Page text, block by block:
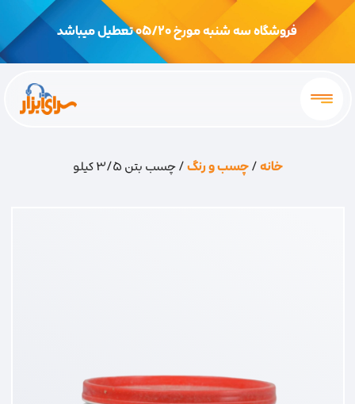
فروشگاه سه شنبه مورخ 05/20 تعطیل میباشد
خانه/چسب و رنگ/ چسب بتن 3/5 کیلو